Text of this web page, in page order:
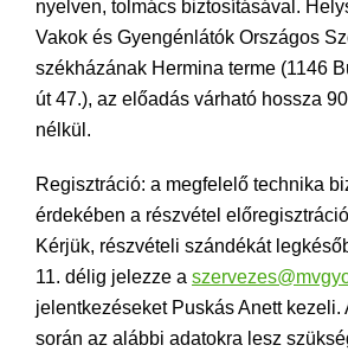
nyelven, tolmács biztosításával.
Vakok és Gyengénlátók Országos
székházának Hermina terme (1146
út 47.), az előadás várható hossza
nélkül.
Regisztráció: a megfelelő technika
érdekében a részvétel
Kérjük, részvételi szándékát
11. délig jelezze a
jelentkezéseket Puskás Anett kezeli.
során az alábbi adatokra lesz